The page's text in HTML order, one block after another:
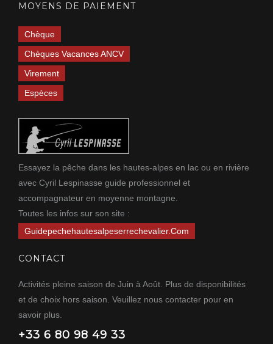
MOYENS DE PAIEMENT
Chèque
Chèques Vacances ANCV
Virement
Espèces
Essayez la pêche dans les hautes-alpes en lac ou en rivière
avec Cyril Lespinasse guide professionnel et
accompagnateur en moyenne montagne.
Toutes les infos sur son site :
Guidepechehautesalpeserrechevalier.com
CONTACT
Activités pleine saison de Juin à Août. Plus de disponibilités
et de choix hors saison. Veuillez nous contacter pour en
savoir plus.
+33 6 80 98 49 33